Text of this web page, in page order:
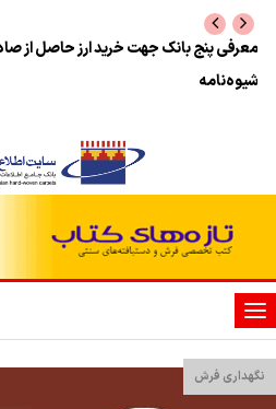
نرخ بازگشت ارز حاصل از صادرات + تکمیلی
تغییر
وضعیت
ناوبری
نگهداری فرش